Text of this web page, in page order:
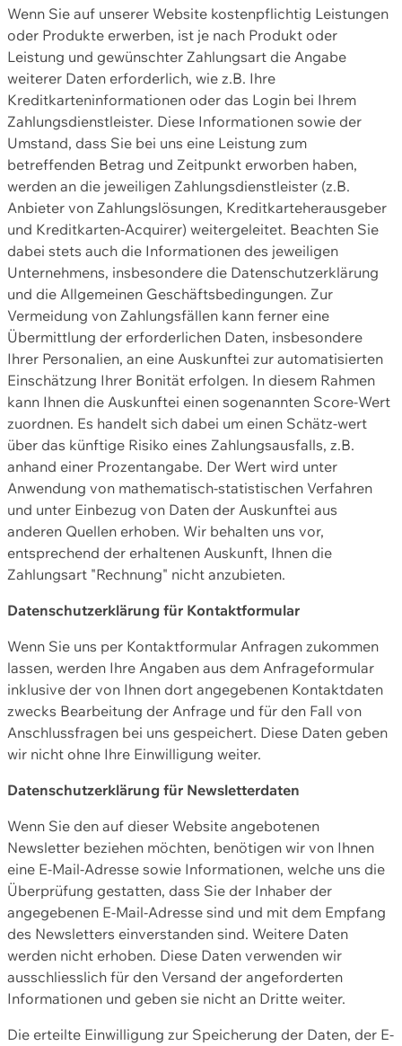
Wenn Sie auf unserer Website kostenpflichtig Leistungen
oder Produkte erwerben, ist je nach Produkt oder
Leistung und gewünschter Zahlungsart die Angabe
weiterer Daten erforderlich, wie z.B. Ihre
Kreditkarteninformationen oder das Login bei Ihrem
Zahlungsdienstleister. Diese Informationen sowie der
Umstand, dass Sie bei uns eine Leistung zum
betreffenden Betrag und Zeitpunkt erworben haben,
werden an die jeweiligen Zahlungsdienstleister (z.B.
Anbieter von Zahlungslösungen, Kreditkarteherausgeber
und Kreditkarten-Acquirer) weitergeleitet. Beachten Sie
dabei stets auch die Informationen des jeweiligen
Unternehmens, insbesondere die Datenschutzerklärung
und die Allgemeinen Geschäftsbedingungen. Zur
Vermeidung von Zahlungsfällen kann ferner eine
Übermittlung der erforderlichen Daten, insbesondere
Ihrer Personalien, an eine Auskunftei zur automatisierten
Einschätzung Ihrer Bonität erfolgen. In diesem Rahmen
kann Ihnen die Auskunftei einen sogenannten Score-Wert
zuordnen. Es handelt sich dabei um einen Schätz-wert
über das künftige Risiko eines Zahlungsausfalls, z.B.
anhand einer Prozentangabe. Der Wert wird unter
Anwendung von mathematisch-statistischen Verfahren
und unter Einbezug von Daten der Auskunftei aus
anderen Quellen erhoben. Wir behalten uns vor,
entsprechend der erhaltenen Auskunft, Ihnen die
Zahlungsart "Rechnung" nicht anzubieten.
Datenschutzerklärung für Kontaktformular
Wenn Sie uns per Kontaktformular Anfragen zukommen
lassen, werden Ihre Angaben aus dem Anfrageformular
inklusive der von Ihnen dort angegebenen Kontaktdaten
zwecks Bearbeitung der Anfrage und für den Fall von
Anschlussfragen bei uns gespeichert. Diese Daten geben
wir nicht ohne Ihre Einwilligung weiter.
Datenschutzerklärung für Newsletterdaten
Wenn Sie den auf dieser Website angebotenen
Newsletter beziehen möchten, benötigen wir von Ihnen
eine E-Mail-Adresse sowie Informationen, welche uns die
Überprüfung gestatten, dass Sie der Inhaber der
angegebenen E-Mail-Adresse sind und mit dem Empfang
des Newsletters einverstanden sind. Weitere Daten
werden nicht erhoben. Diese Daten verwenden wir
ausschliesslich für den Versand der angeforderten
Informationen und geben sie nicht an Dritte weiter.
Die erteilte Einwilligung zur Speicherung der Daten, der E-